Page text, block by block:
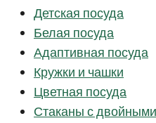
Детская посуда
Белая посуда
Адаптивная посуда
Кружки и чашки
Цветная посуда
Стаканы с